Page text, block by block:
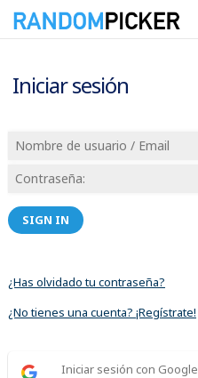
Iniciar sesión
SIGN IN
¿Has olvidado tu contraseña?
¿No tienes una cuenta? ¡Regístrate!
Iniciar sesión con Google